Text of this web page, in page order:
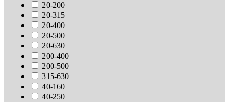
20-200
20-315
20-400
20-500
20-630
200-400
200-500
315-630
40-160
40-250